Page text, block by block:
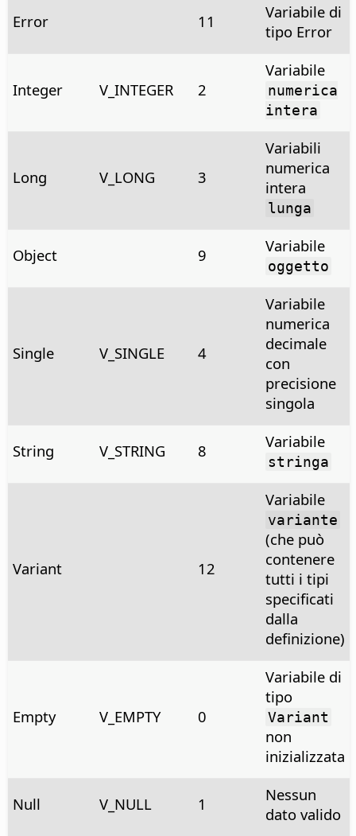
Error 11
Variabile di
tipo Error
Integer V_INTEGER 2
Variabile
numerica
intera
Long V_LONG 3
Variabili
numerica
intera
lunga
Object 9 Variabile
oggetto
Single V_SINGLE 4
Variabile
numerica
decimale
con
precisione
singola
String V_STRING 8 Variabile
stringa
Variant 12
Variabile
variante
(che può
contenere
tutti i tipi
specificati
dalla
definizione)
Empty V_EMPTY 0
Variabile di
tipo
Variant
non
inizializzata
Null V_NULL 1
Nessun
dato valido